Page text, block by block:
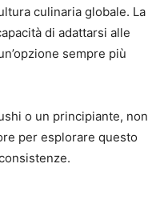
culinaria globale. La
di adattarsi alle
sempre più
o un principiante, non
per esplorare questo